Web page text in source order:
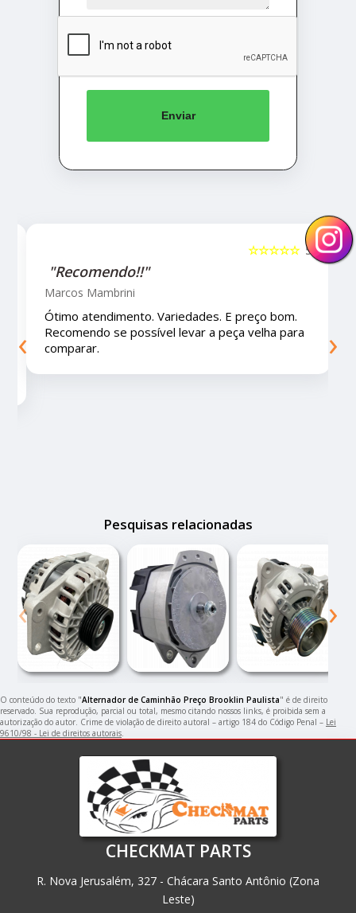
Enviar
☆☆☆☆☆
"Recomendo!!!"
Letícia Brito
Ótimo lugar, vendedores super atenciosos e
educados e preços muito bons!
‹ ›
Pesquisas relacionadas
‹ ›
O conteúdo do texto "Alternador de Caminhão Preço Brooklin Paulista" é de direito
reservado. Sua reprodução, parcial ou total, mesmo citando nossos links, é proibida sem a
autorização do autor. Crime de violação de direito autoral – artigo 184 do Código Penal – Lei
9610/98 - Lei de direitos autorais
CHECKMAT PARTS
R. Nova Jerusalém, 327 - Chácara Santo Antônio (Zona
Leste)